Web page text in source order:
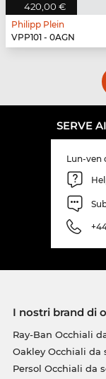
420,00 €
Philipp Plein
VPP101 - 0AGN
SERVE
Lun-ven
I nostri brand di
Ray-Ban Occhiali
Oakley Occhiali da
Persol Occhiali da